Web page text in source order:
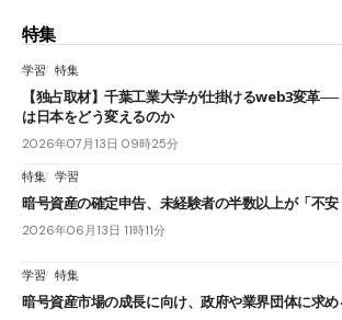
特集
学習 特集
【独占取材】千葉工業大学が仕掛けるweb3変革
は日本をどう変えるのか
2026年07月13日 09時25分
特集 学習
暗号資産の確定申告、未経験者の半数以上が「不
2026年06月13日 11時11分
学習 特集
暗号資産市場の成長に向け、政府や業界団体に求